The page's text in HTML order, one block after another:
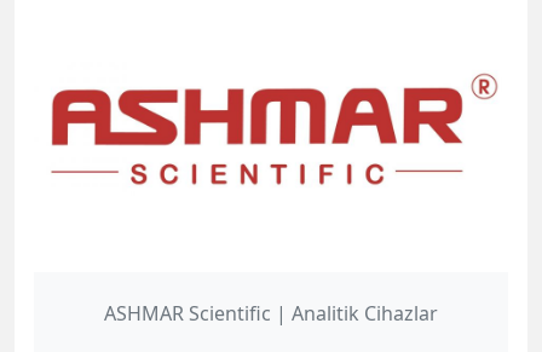
ASHMAR Scientific | Analitik Cihazlar